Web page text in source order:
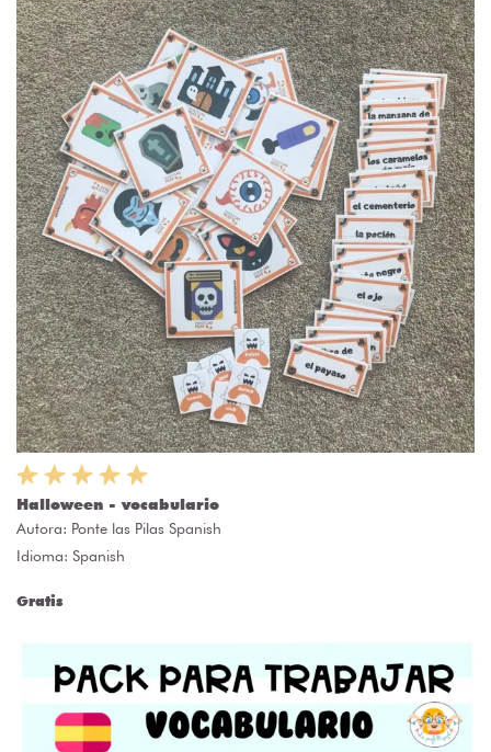
Halloween - vocabulario
Autora: Ponte las Pilas Spanish
Idioma: Spanish
Gratis